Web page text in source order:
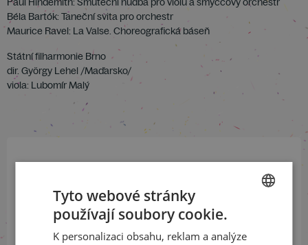
Béla Bartók: Taneční svita pro orchestr
Maurice Ravel: La Valse. Choreografická báseň
Státní filharmonie Brno
dir. György Lehel /Maďarsko/
viola: Lubomír Malý
a buďte jako první v obraze
ENGLISH
Tyto webové stránky
používají soubory cookie.
K personalizaci obsahu, reklam a analýze